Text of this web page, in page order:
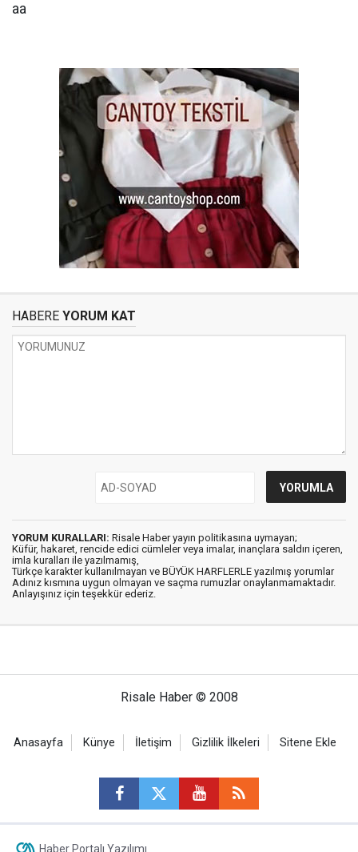
aa
HABERE YORUM KAT
YORUM KURALLARI: Risale Haber yayın politikasına uymayan;
Küfür, hakaret, rencide edici cümleler veya imalar, inançlara saldırı içeren,
imla kuralları ile yazılmamış,
Türkçe karakter kullanılmayan ve BÜYÜK HARFLERLE yazılmış yorumlar
Adınız kısmına uygun olmayan ve saçma rumuzlar onaylanmamaktadır.
Anlayışınız için teşekkür ederiz.
Risale Haber © 2008
Anasayfa Künye İletişim Gizlilik İlkeleri Sitene Ekle
Haber Portalı Yazılımı